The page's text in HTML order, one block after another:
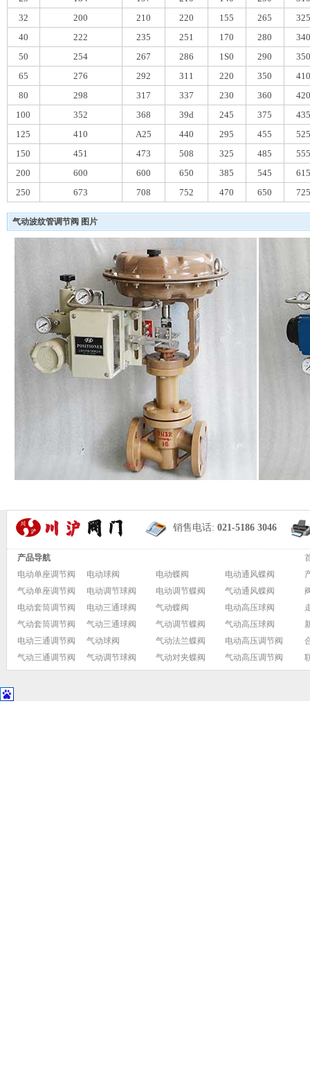
32
200 210 220 155 265
325
40
222 235 251 170 280
340
50
254 267 286 1S0 290
350
65
276 292 311 220 350
410
80
298 317 337 230 360
420
100
352 368 39d 245 375
435
125
410 A25 440 295 455
525
150
451 473 508 325 485
555
200
600 600 650 385 545
615
250
673 708 752 470 650 725
气动波纹管调节阀 图片
销售电话: 021-5186 3046
产品导航
电动单座调节阀
气动单座调节阀
电动套筒调节阀
气动套筒调节阀
电动三通调节阀
气动三通调节阀
电动球阀
电动调节球阀
电动三通球阀
气动三通球阀
气动球阀
气动调节球阀
电动蝶阀
电动调节蝶阀
气动蝶阀
气动调节蝶阀
气动法兰蝶阀
气动对夹蝶阀
电动通风蝶阀
气动通风蝶阀
电动高压球阀
气动高压球阀
电动高压调节阀
气动高压调节阀